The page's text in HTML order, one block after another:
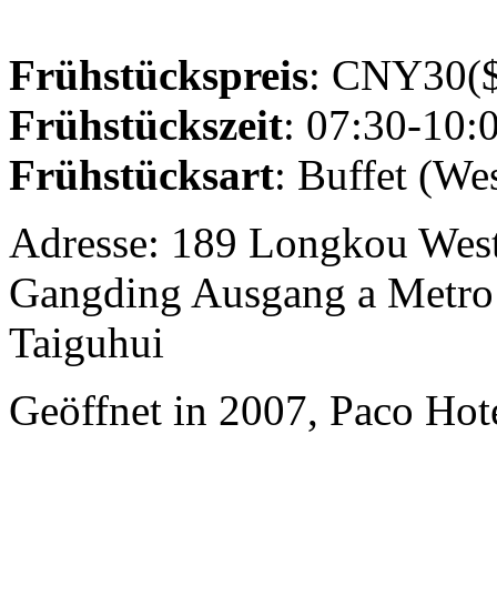
Frühstückspreis:
Frühstückszeit: 07:30-
Frühstücksart: Buffet
Adresse: 189 Longkou
Gangding Ausgang a
Taiguhui
Geöffnet in 2007, Paco